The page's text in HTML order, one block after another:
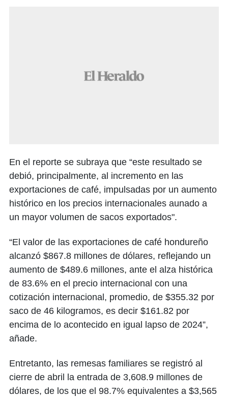
En el reporte se subraya que “este resultado se
debió, principalmente, al incremento en las
exportaciones de café, impulsadas por un aumento
histórico en los precios internacionales aunado a
un mayor volumen de sacos exportados".
“El valor de las exportaciones de café hondureño
alcanzó $867.8 millones de dólares, reflejando un
aumento de $489.6 millones, ante el alza histórica
de 83.6% en el precio internacional con una
cotización internacional, promedio, de $355.32 por
saco de 46 kilogramos, es decir $161.82 por
encima de lo acontecido en igual lapso de 2024”,
añade.
Entretanto, las remesas familiares se registró al
cierre de abril la entrada de 3,608.9 millones de
dólares, de los que el 98.7% equivalentes a $3,565